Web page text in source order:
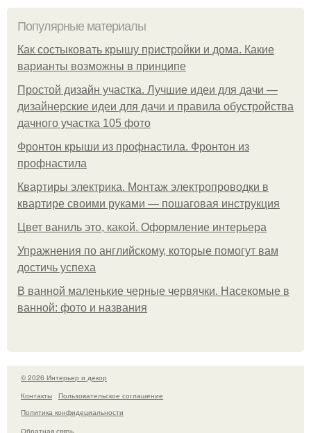
Популярные материалы
Как состыковать крышу пристройки и дома. Какие
варианты возможны в принципе
Простой дизайн участка. Лучшие идеи для дачи —
дизайнерские идеи для дачи и правила обустройства
дачного участка 105 фото
Фронтон крыши из профнастила. Фронтон из
профнастила
Квартиры электрика. Монтаж электропроводки в
квартире своими руками — пошаговая инструкция
Цвет ваниль это, какой. Оформление интерьера
Упражнения по английскому, которые помогут вам
достичь успеха
В ванной маленькие черные червячки. Насекомые в
ванной: фото и названия
© 2026 Интерьер и декор
Контакты
Пользовательское соглашение
Политика конфидециальности
Обратная связь